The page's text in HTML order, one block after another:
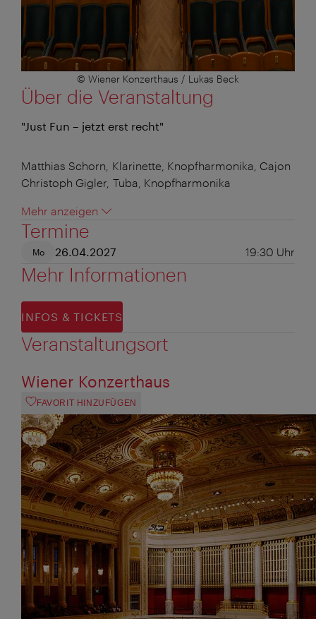
© Wiener Konzerthaus / Lukas Beck
Über die Veranstaltung
"Just Fun – jetzt erst recht"
Matthias Schorn, Klarinette, Knopfharmonika, Cajon
Christoph Gigler, Tuba, Knopfharmonika
Mehr anzeigen
Termine
Mo 26.04.2027 19:30 Uhr
Mehr Informationen
INFOS & TICKETS
Veranstaltungsort
Wiener Konzerthaus
FAVORIT HINZUFÜGEN